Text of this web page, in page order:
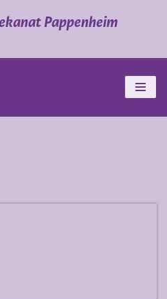
Pappenheim